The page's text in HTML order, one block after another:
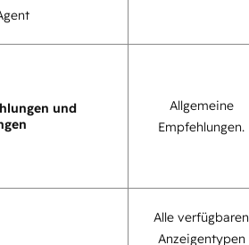
und
Allgemeine
Empfehlungen.
Alle verfügbaren
Anzeigentypen